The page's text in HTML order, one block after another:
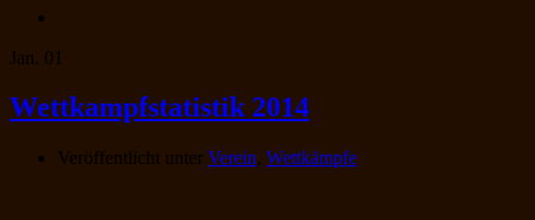
Jan. 01
Wettkampfstatistik 2014
Veröffentlicht unter Verein, Wettkämpfe